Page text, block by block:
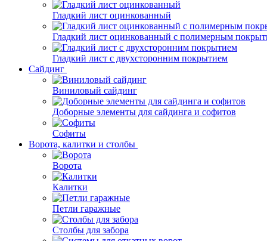
Гладкий лист оцинкованный
Гладкий лист оцинкованный с полимерным
Гладкий лист с двухсторонним покрытием
Сайдинг
Виниловый сайдинг
Доборные элементы для сайдинга и софитов
Софиты
Ворота, калитки и столбы
Ворота
Калитки
Петли гаражные
Столбы для забора